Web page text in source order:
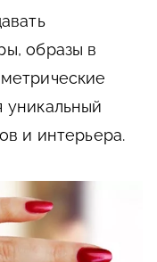
образы в
уникальный
и интерьера.